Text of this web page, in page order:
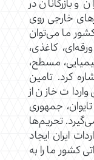
و بازرگانان در
خارجی روی
کشور ما می‌توان
کاغذی،
مسطح،
کرد. تامین
خازن از
جمهوری
تحریم‌ها
ایران ایجاد
کشور ما را به